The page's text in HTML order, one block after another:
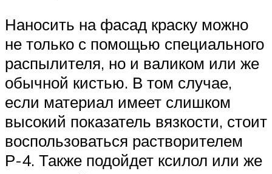
Наносить на фасад краску можно
не только с помощью специального
распылителя, но и валиком или же
обычной кистью. В том случае,
если материал имеет слишком
высокий показатель вязкости, стоит
воспользоваться растворителем
Р-4. Также подойдет ксилол или же